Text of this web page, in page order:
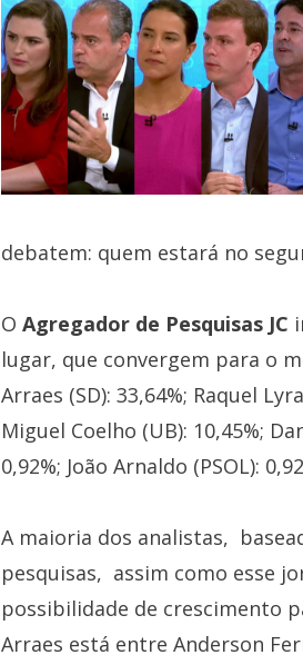
debatem: quem estará no
O Agregador de Pesquisas JC
lugar, que convergem para o
Arraes (SD): 33,64%; Raquel
Miguel Coelho (UB): 10,45%;
0,92%; João Arnaldo (PSOL):
A maioria dos analistas,
pesquisas, assim como esse
possibilidade de crescimento
Arraes está entre Anderson